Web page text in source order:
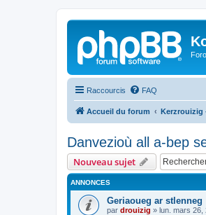
Raccourcis FAQ
Accueil du forum Kerzrouizig
Danvezioù all a-bep
Nouveau sujet
ANNONCES
Geriaoueg ar stlenneg
par drouizig » lun. mars 26,